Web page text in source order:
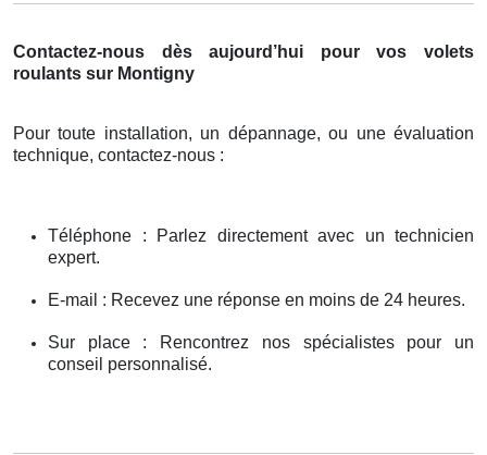
Contactez-nous dès aujourd’hui pour vos volets
roulants sur Montigny
Pour toute installation, un dépannage, ou une évaluation
technique, contactez-nous :
Téléphone : Parlez directement avec un technicien
expert.
E-mail : Recevez une réponse en moins de 24 heures.
Sur place : Rencontrez nos spécialistes pour un
conseil personnalisé.